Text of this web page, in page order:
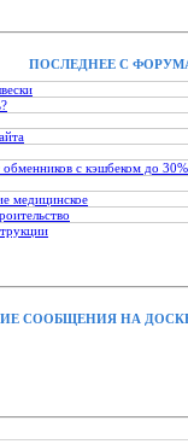
ПОСЛЕДНЕЕ С
с кэшбеком до 30%
медицинское
СООБЩЕНИЯ НА